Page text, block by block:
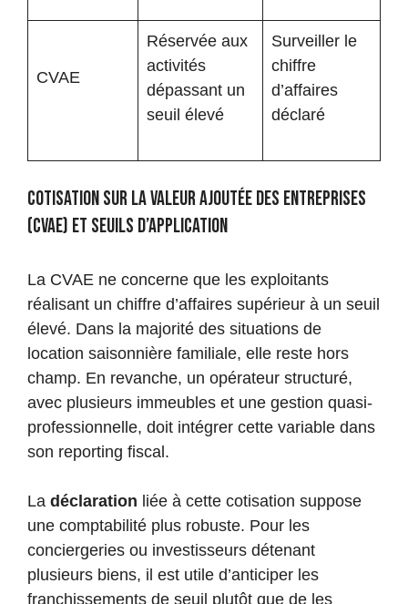
CVAE
Réservée aux
activités
dépassant un
seuil élevé
Surveiller le
chiffre
d’affaires
déclaré
Cotisation sur la valeur ajoutée des entreprises
(CVAE) et seuils d’application
La CVAE ne concerne que les exploitants
réalisant un chiffre d’affaires supérieur à un seuil
élevé. Dans la majorité des situations de
location saisonnière familiale, elle reste hors
champ. En revanche, un opérateur structuré,
avec plusieurs immeubles et une gestion quasi-
professionnelle, doit intégrer cette variable dans
son reporting fiscal.
La déclaration liée à cette cotisation suppose
une comptabilité plus robuste. Pour les
conciergeries ou investisseurs détenant
plusieurs biens, il est utile d’anticiper les
franchissements de seuil plutôt que de les